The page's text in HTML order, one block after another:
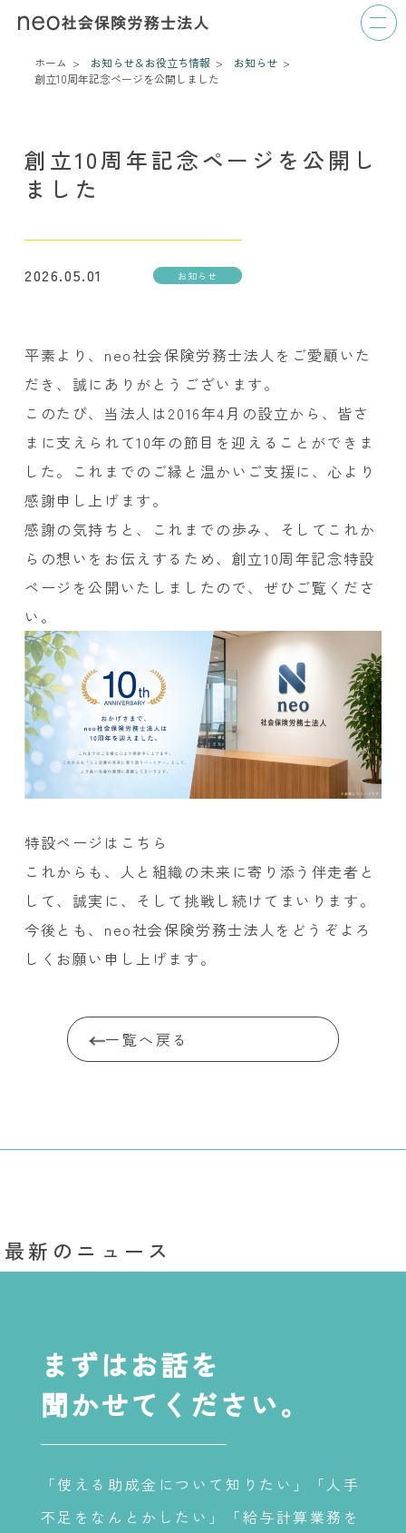
ホーム お知らせ＆お役立ち情報
お知らせ
創立10周年記念ページを公開しました
創立10周年記念ページを公開し
ました
2026.05.01 お知らせ
平素より、neo社会保険労務士法人をご愛顧いた
だき、誠にありがとうございます。
このたび、当法人は2016年4月の設立から、皆さ
まに支えられて10年の節目を迎えることができま
した。これまでのご縁と温かいご支援に、心より
感謝申し上げます。
感謝の気持ちと、これまでの歩み、そしてこれか
らの想いをお伝えするため、創立10周年記念特設
ページを公開いたしましたので、ぜひご覧くださ
い。
特設ページはこちら
これからも、人と組織の未来に寄り添う伴走者と
して、誠実に、そして挑戦し続けてまいります。
今後とも、neo社会保険労務士法人をどうぞよろ
しくお願い申し上げます。
一覧へ戻る
最新のニュース
まずはお話を
聞かせてください。
「使える助成金について知りたい」「人手
不足をなんとかしたい」「給与計算業務を